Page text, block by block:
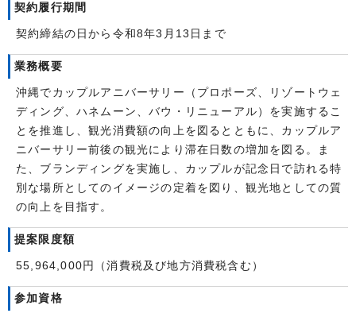
契約履行期間
契約締結の日から令和8年3月13日まで
業務概要
沖縄でカップルアニバーサリー（プロポーズ、リゾートウェ
ディング、ハネムーン、バウ・リニューアル）を実施するこ
とを推進し、観光消費額の向上を図るとともに、カップルア
ニバーサリー前後の観光により滞在日数の増加を図る。ま
た、ブランディングを実施し、カップルが記念日で訪れる特
別な場所としてのイメージの定着を図り、観光地としての質
の向上を目指す。
提案限度額
55,964,000円（消費税及び地方消費税含む）
参加資格